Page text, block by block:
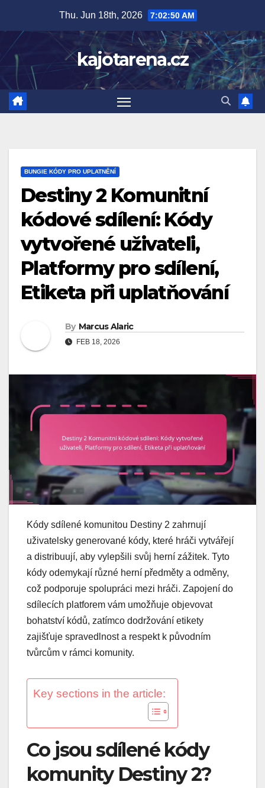
content
Thu. Jun 18th, 2026 7:02:51 AM
kajotarena.cz
BUNGIE KÓDY PRO UPLATNĚNÍ
Destiny 2 Komunitní
kódové sdílení: Kódy
vytvořené uživateli,
Platformy pro sdílení,
Etiketa při uplatňování
By Marcus Alaric
FEB 18, 2026
Kódy sdílené komunitou Destiny 2 zahrnují
uživatelsky generované kódy, které hráči vytvářejí
a distribuují, aby vylepšili svůj herní zážitek. Tyto
kódy odemykají různé herní předměty a odměny,
což podporuje spolupráci mezi hráči. Zapojení do
sdílecích platforem vám umožňuje objevovat
bohatství kódů, zatímco dodržování etikety
zajišťuje spravedlnost a respekt k původním
tvůrcům v rámci komunity.
Key sections in the article:
Co jsou sdílené kódy
komunity Destiny 2?